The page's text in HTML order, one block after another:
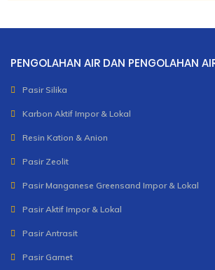
PENGOLAHAN AIR DAN PENGOLAHAN
Pasir Silika
Karbon Aktif Impor & Lokal
Resin Kation & Anion
Pasir Zeolit
Pasir Manganese Greensand Impor & Lokal
Pasir Aktif Impor & Lokal
Pasir Antrasit
Pasir Garnet